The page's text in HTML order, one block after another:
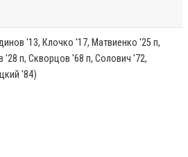
'13, Клочко '17, Матвиенко '25 п,
'28 п, Скворцов '68 п, Солович '72,
'84)